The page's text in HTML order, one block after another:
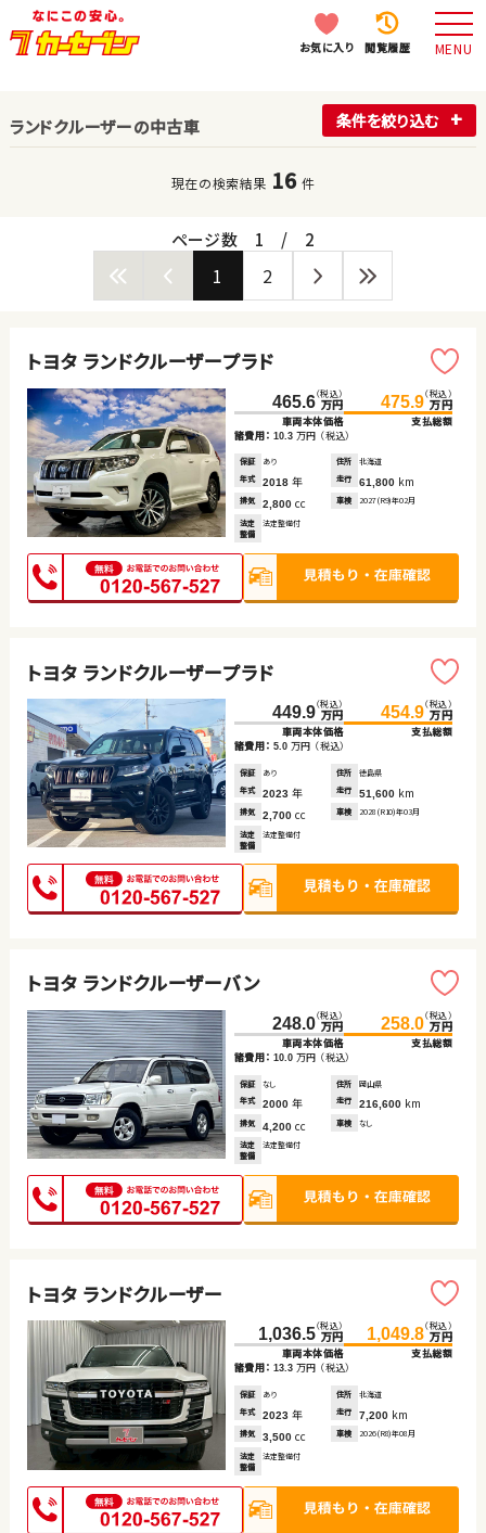
お気に入り 閲覧履歴 MENU
ランドクルーザーの中古車 条件を絞り込む
現在の検索結果 16 件
ページ数 1 / 2
1 2
トヨタ ランドクルーザープラド
465.6（税込）
万円
車両本体価格
475.9（税込）
万円
支払総額
諸費用： 10.3 万円 （税込）
保証 あり 住所
北海道
年式
2018 年 走行 61,800 km
排気 2,800 cc 車検 2027(R9)年02月
法定
整備
法定整備付
トヨタ ランドクルーザープラド
449.9（税込）
万円
車両本体価格
454.9（税込）
万円
支払総額
諸費用： 5.0 万円 （税込）
保証 あり 住所
徳島県
年式
2023 年 走行 51,600 km
排気 2,700 cc 車検 2028(R10)年03月
法定
整備
法定整備付
トヨタ ランドクルーザーバン
248.0（税込）
万円
車両本体価格
258.0（税込）
万円
支払総額
諸費用： 10.0 万円 （税込）
保証 なし 住所
岡山県
年式
2000 年 走行 216,600 km
排気 4,200 cc 車検 なし
法定
整備
法定整備付
トヨタ ランドクルーザー
1,036.5（税込）
万円
車両本体価格
1,049.8（税込）
万円
支払総額
諸費用： 13.3 万円 （税込）
保証 あり 住所
北海道
年式
2023 年 走行 7,200 km
排気 3,500 cc 車検 2026(R8)年08月
法定
整備
法定整備付